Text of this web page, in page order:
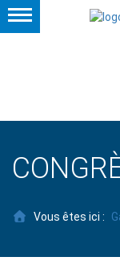
Vous êtes ici :